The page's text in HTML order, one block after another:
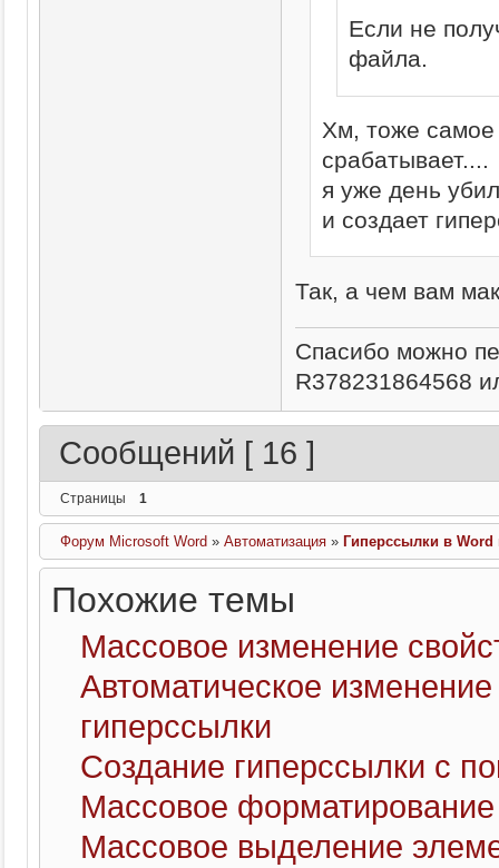
Если не
файла.
Хм, тоже самое
срабатывает....
я уже день
и создает
Так, а чем вам
Спасибо можно
R378231864568
Сообщений [ 16 ]
Страницы 1
Форум Microsoft Word »Автоматизация »Гиперссылки в
Похожие темы
Массовое изменение
Автоматическое
гиперссылки
Создание гиперссылки с
Массовое
Массовое выделение